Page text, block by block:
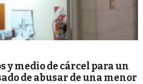
y medio de cárcel para un
de abusar de una menor